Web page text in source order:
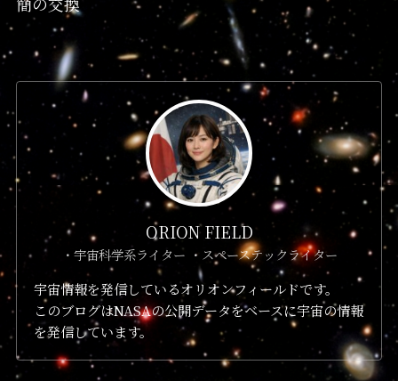
ORION FIELD
・宇宙科学系ライター ・スペーステックライター
宇宙情報を発信しているオリオンフィールドです。
このブログはNASAの公開データをベースに宇宙の情報
を発信しています。